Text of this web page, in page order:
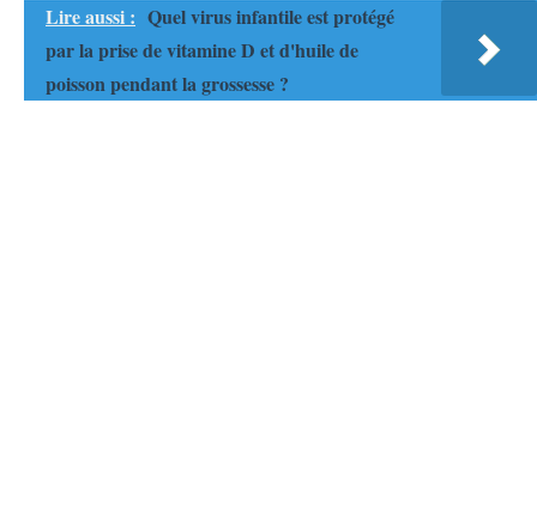
Lire aussi : Quel virus infantile est protégé
par la prise de vitamine D et d'huile de
poisson pendant la grossesse ?